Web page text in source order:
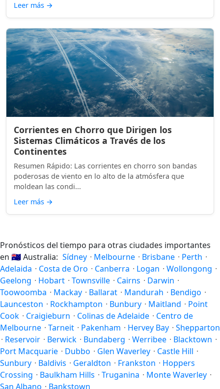
Leer más →
Corrientes en Chorro que Dirigen los
Sistemas Climáticos a Través de los
Continentes
Resumen Rápido: Las corrientes en chorro son bandas
poderosas de viento en lo alto de la atmósfera que
moldean las condi...
Leer más →
Pronósticos del tiempo para otras ciudades importantes
en 🇦🇺Australia: Sídney · Melbourne · Brisbane · Perth ·
Adelaida · Costa de Oro · Canberra · Logan · Wollongong ·
Geelong · Hobart · Townsville · Cairns · Darwin ·
Toowoomba · Mackay · Ballarat · Mandurah · Bendigo ·
Launceston · Rockhampton · Bunbury · Maitland · Point
Cook · Craigieburn · Colinas de Adelaide · Centro de
Melbourne · Tarneit · Pakenham · Hervey Bay · Shepparton
· Reservoir · Berwick · Bundaberg · Werribee · Blacktown ·
Port Macquarie · Dubbo · Glen Waverley · Castle Hill ·
Sunbury · Baldivis · Geraldton · Frankston · Hoppers
Crossing · Baulkham Hills · Truganina · Monte Waverley ·
San Albano · Bankstown